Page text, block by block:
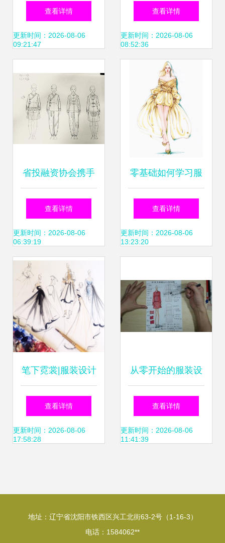
江科技学院艺术设
计与服装学院毕业
查看详情
更新时间：2026-08-06
09:21:47
风衣外套平面款式
图大全 设计要点与
风格解析
查看详情
更新时间：2026-08-06
08:52:36
省投融资协会携手
腾讯公益探访畲乡
寻找最美校服 服装
设计
查看详情
更新时间：2026-08-06
06:39:19
零基础如何学习服
装设计？从
查看详情
更新时间：2026-08-06
13:23:20
笔下霓裳|服装设计
手稿
查看详情
更新时间：2026-08-06
17:58:28
从零开始的服装设
计学习之旅
查看详情
更新时间：2026-08-06
11:41:39
地址：辽宁省沈阳市铁西区兴工北街63-2号（1-16-3）
电话：1584062**